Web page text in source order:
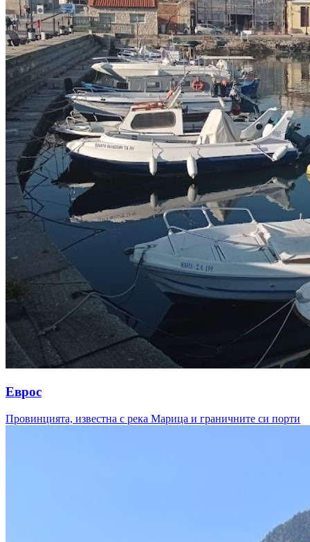
Еврос
Провинцията, известна с река Марица и граничните си порти